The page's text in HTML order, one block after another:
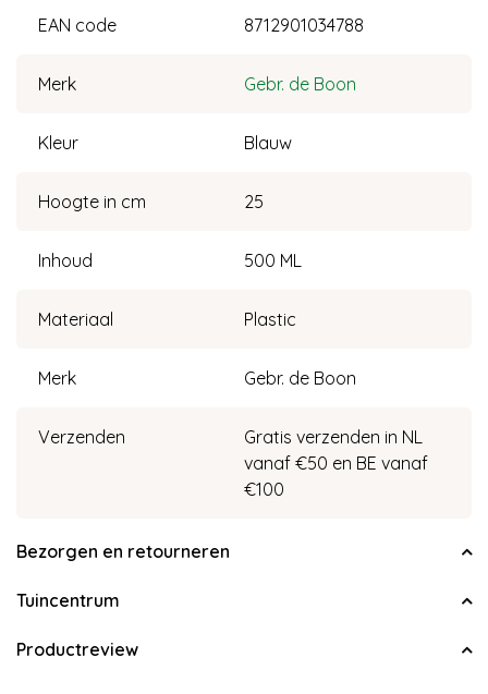
EAN code 8712901034788
Merk Gebr. de Boon
Kleur Blauw
Hoogte in cm 25
Inhoud 500 ML
Materiaal Plastic
Merk Gebr. de Boon
Verzenden
Gratis verzenden in NL
vanaf €50 en BE vanaf
€100
Bezorgen en retourneren
Tuincentrum
Productreview